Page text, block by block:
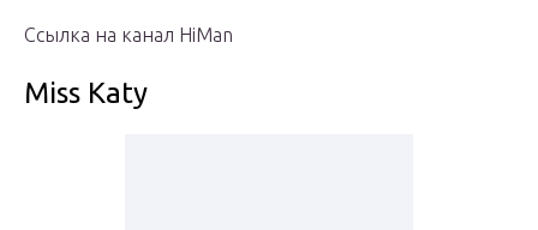
Ссылка на канал HiMan
Miss Katy